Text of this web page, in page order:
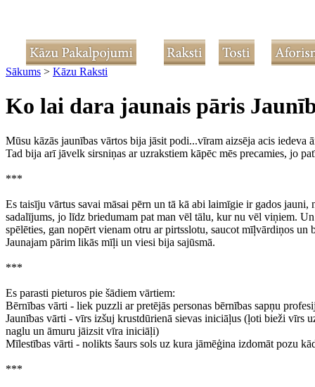
Sākums > Kāzu Raksti
Ko lai dara jaunais pāris
Mūsu kāzās jaunības vārtos bija jāsit podi...vīram aizsēja acis
Tad bija arī jāvelk sirsniņas ar uzrakstiem kāpēc mēs precamies, jo
***
Es taisīju vārtus savai māsai pērn un tā kā abi laimīgie ir gados
sadalījums, jo līdz briedumam pat man vēl tālu, kur nu vēl viņiem.
spēlēties, gan nopērt vienam otru ar pirtsslotu, saucot mīļvārdiņos
Jaunajam pārim likās mīļi un viesi bija sajūsmā.
***
Es parasti pieturos pie šādiem vārtiem:
Bērnības vārti - liek puzzli ar pretējās personas bērnības sapņu
Jaunības vārti - vīrs izšuj krustdūrienā sievas iniciāļus (ļoti bieži vīrs
naglu un āmuru jāizsit vīra iniciāļi)
Mīlestības vārti - nolikts šaurs sols uz kura jāmēģina izdomāt pozu
***